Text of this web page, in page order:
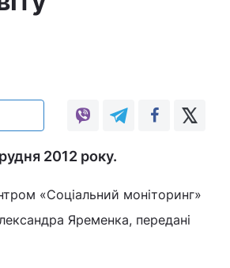
2012 року.
«Соціальний моніторинг»
Яременка, передані